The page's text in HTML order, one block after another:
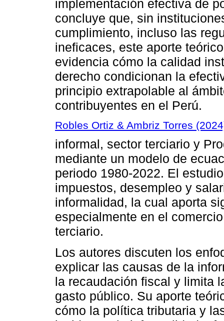
implementación efectiva de
concluye que, sin
cumplimiento, incluso las
ineficaces, este aporte
evidencia cómo la calidad
derecho condicionan la
principio extrapolable al
contribuyentes en el Perú.
Robles Ortiz & Ambriz Torres
informal, sector terciario y
mediante un modelo de
periodo 1980-2022. El
impuestos, desempleo y
informalidad, la cual aporta
especialmente en el
terciario.
Los autores discuten los
explicar las causas de la
la recaudación fiscal y limita
gasto público. Su aporte
cómo la política tributaria y